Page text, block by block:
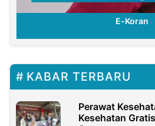
E-Koran
KABAR TERBARU
Perawat
Kesehatan